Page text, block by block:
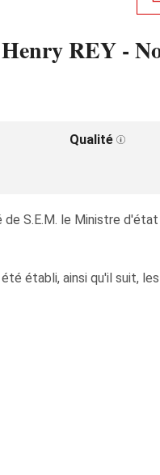
REY -
Qualité
S.E.M. le Ministre
établi, ainsi qu'il suit,